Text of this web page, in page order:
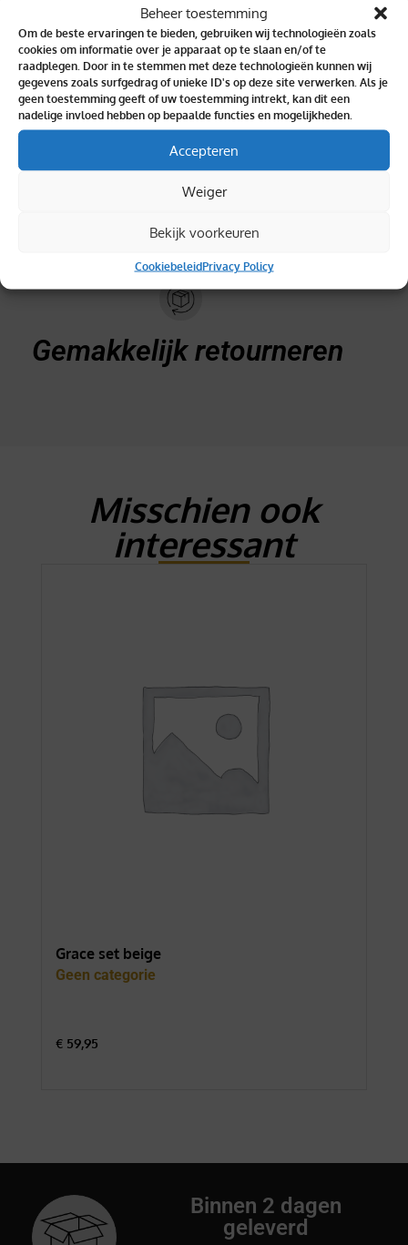
Beheer toestemming
Om de beste ervaringen te bieden, gebruiken wij technologieën zoals
cookies om informatie over je apparaat op te slaan en/of te
raadplegen. Door in te stemmen met deze technologieën kunnen wij
gegevens zoals surfgedrag of unieke ID's op deze site verwerken. Als je
geen toestemming geeft of uw toestemming intrekt, kan dit een
nadelige invloed hebben op bepaalde functies en mogelijkheden.
Accepteren
Weiger
Bekijk voorkeuren
CookiebeleidPrivacy Policy
Binnen 2 dagen geleverd
Topkwaliteit verzekerd
Gemakkelijk retourneren
Misschien ook
interessant
Grace set beige
Geen categorie
€ 59,95
Binnen 2 dagen
geleverd